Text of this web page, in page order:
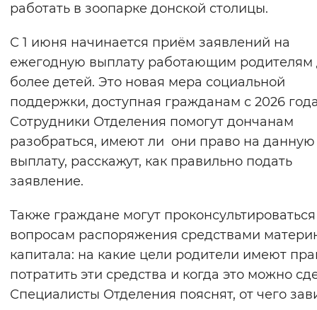
Звуковой ассистент
Воспроизвести Остановить
Вернуть стандартные настройки
работать в зоопарке донской столицы.
С 1 июня начинается приём заявлений на
ежегодную выплату работающим родителям
более детей. Это новая мера социальной
поддержки, доступная гражданам с 2026
Сотрудники Отделения помогут дончанам
разобраться, имеют ли они право на данную
выплату, расскажут, как правильно подать
заявление.
Также граждане могут
вопросам распоряжения средствами
капитала: на какие цели родители имеют
потратить эти средства и когда это можно
Специалисты Отделения пояснят, от чего